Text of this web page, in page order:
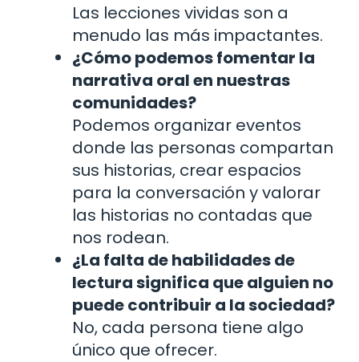
Las lecciones vividas son a
menudo las más impactantes.
¿Cómo podemos fomentar la
narrativa oral en nuestras
comunidades?
Podemos organizar eventos
donde las personas compartan
sus historias, crear espacios
para la conversación y valorar
las historias no contadas que
nos rodean.
¿La falta de habilidades de
lectura significa que alguien no
puede contribuir a la sociedad?
No, cada persona tiene algo
único que ofrecer.